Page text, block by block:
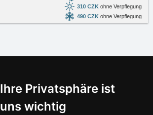
Ihre Privatsphäre ist
uns wichtig
310 CZK ohne Verpflegung
490 CZK ohne Verpflegung